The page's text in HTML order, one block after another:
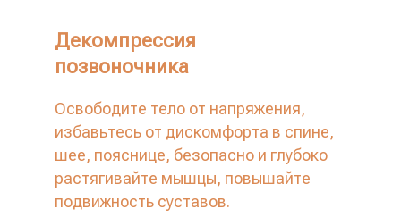
Декомпрессия
позвоночника
Освободите тело от напряжения,
избавьтесь от дискомфорта в спине,
шее, пояснице, безопасно и глубоко
растягивайте мышцы, повышайте
подвижность суставов.